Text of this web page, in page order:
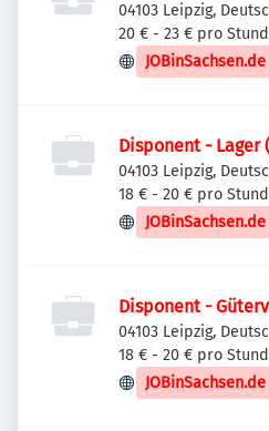
04103 Leipzig,
20 € - 23 € pro
JOBinSachsen.de
Disponent -
04103 Leipzig,
18 € - 20 € pro
JOBinSachsen.de
Disponent -
04103 Leipzig,
18 € - 20 € pro
JOBinSachsen.de